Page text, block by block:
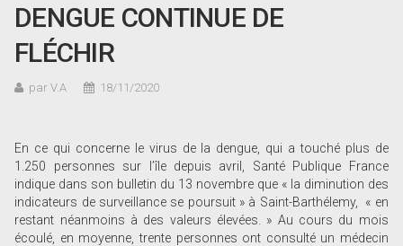
DENGUE CONTINUE DE
FLÉCHIR
par V.A 18/11/2020
En ce qui concerne le virus de la dengue, qui a touché plus de
1.250 personnes sur l’île depuis avril, Santé Publique France
indique dans son bulletin du 13 novembre que « la diminution des
indicateurs de surveillance se poursuit » à Saint-Barthélemy, « en
restant néanmoins à des valeurs élevées. » Au cours du mois
écoulé, en moyenne, trente personnes ont consulté un médecin